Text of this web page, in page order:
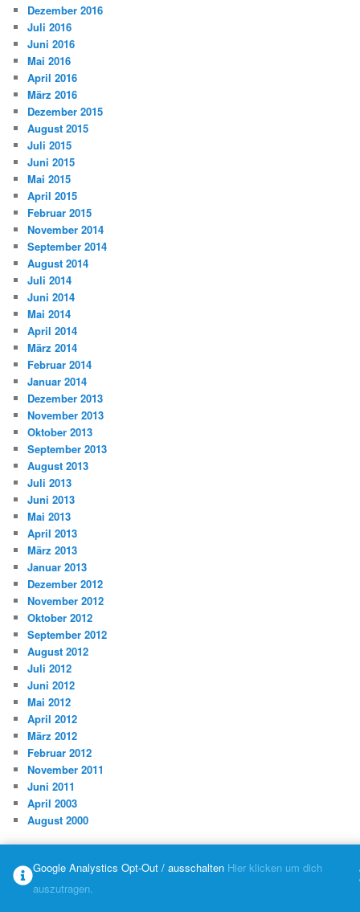
Dezember 2016
Juli 2016
Juni 2016
Mai 2016
April 2016
März 2016
Dezember 2015
August 2015
Juli 2015
Juni 2015
Mai 2015
April 2015
Februar 2015
November 2014
September 2014
August 2014
Juli 2014
Juni 2014
Mai 2014
April 2014
März 2014
Februar 2014
Januar 2014
Dezember 2013
November 2013
Oktober 2013
September 2013
August 2013
Juli 2013
Juni 2013
Mai 2013
April 2013
März 2013
Januar 2013
Dezember 2012
November 2012
Oktober 2012
September 2012
August 2012
Juli 2012
Juni 2012
Mai 2012
April 2012
März 2012
Februar 2012
November 2011
Juni 2011
April 2003
August 2000
Allgemein
E-Scooter
Google Analystics Opt-Out / ausschalten Hier klicken um dich
auszutragen.